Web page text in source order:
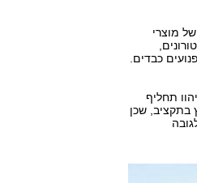
מוצרי
אופנועי ים ואופנועים כבדים.
תחליף
בתקציב, שכן